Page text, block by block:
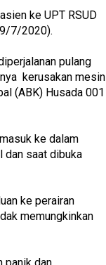
ke UPT RSUD
7/2020).
pulang
kerusakan mesin
(ABK) Husada 001
ke dalam
dan saat dibuka
ke perairan
memungkinkan